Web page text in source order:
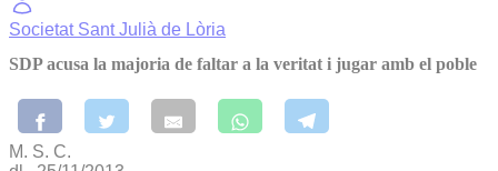
Societat Sant Julià de Lòria
SDP acusa la majoria de faltar a la veritat i jugar amb el poble
M. S. C.